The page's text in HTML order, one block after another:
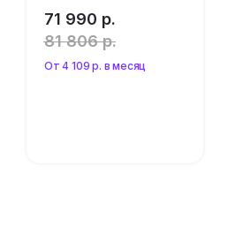
Blue (без RuStore)
71 990 р.
81 806 р.
От 4 109 р. в месяц